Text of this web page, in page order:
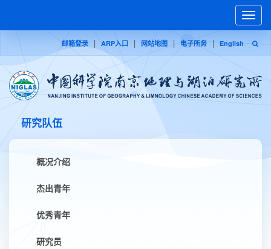
邮箱登录 | ARP入口 | 网站地图 | 电子所务 | English
Toggle
研究队伍
概况介绍
杰出青年
优秀青年
研究员